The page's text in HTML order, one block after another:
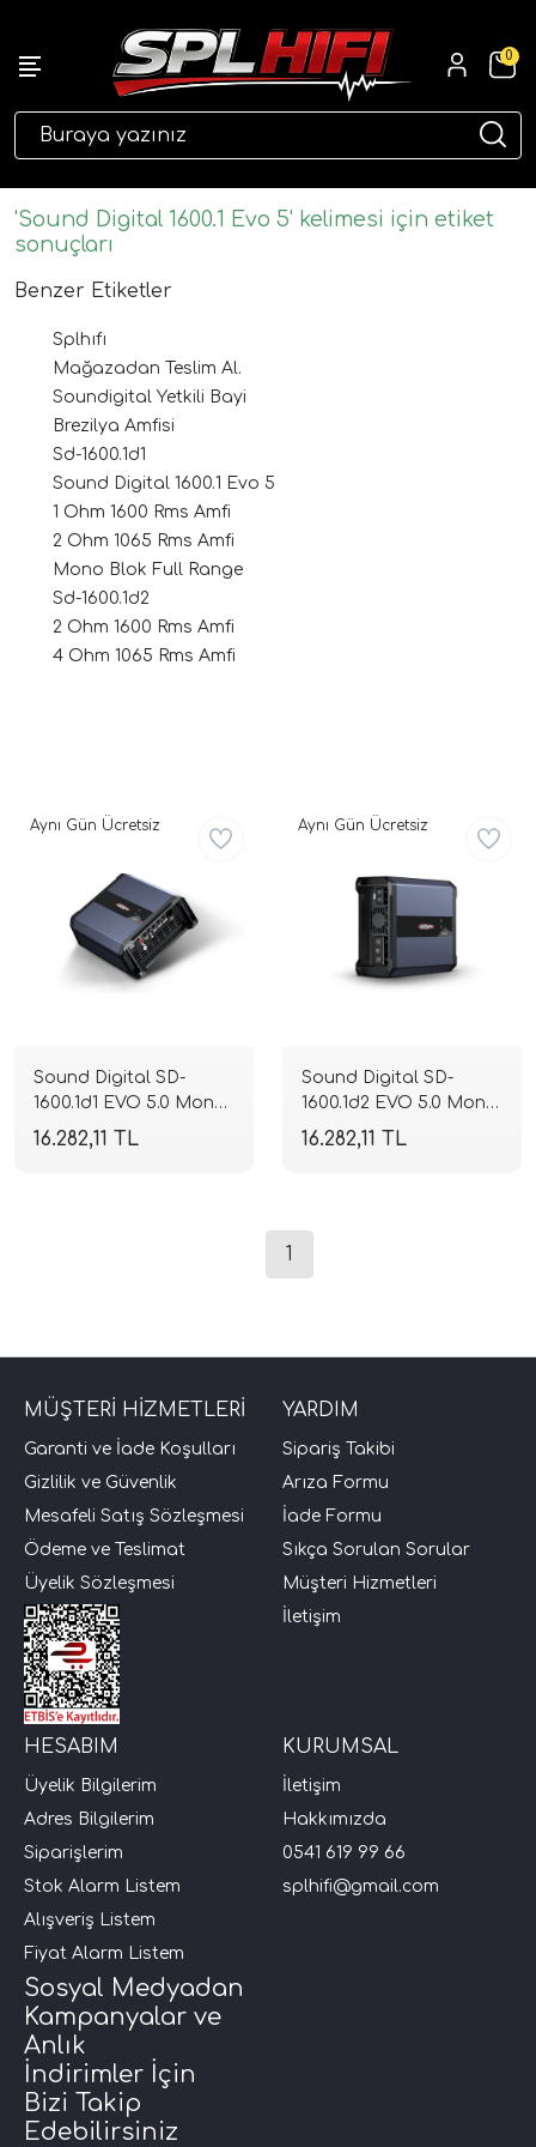
0
Setleri)
Arac Baslari)
Performans)
'Sound Digital 1600.1 Evo 5' kelimesi için etiket
sonuçları
Benzer Etiketler
Splhıfı
Mağazadan Teslim Al.
Soundigital Yetkili Bayi
Brezilya Amfisi
Sd-1600.1d1
Sound Digital 1600.1 Evo 5
1 Ohm 1600 Rms Amfi
2 Ohm 1065 Rms Amfi
Mono Blok Full Range
Sd-1600.1d2
2 Ohm 1600 Rms Amfi
4 Ohm 1065 Rms Amfi
Sound Digital SD-
1600.1d1 EVO 5.0 Mono
Blok Full Range
Amplifikatör | 1 Ohm
16.282,11 TL
Aynı Gün Ücretsiz
Sound Digital SD-
1600.1d2 EVO 5.0 Mono
Blok Full Range
Amplifikatör | 2 Ohm
16.282,11 TL
Aynı Gün Ücretsiz
1
MÜŞTERİ HİZMETLERİ
Garanti ve İade Koşulları
Gizlilik ve Güvenlik
Mesafeli Satış Sözleşmesi
Ödeme ve Teslimat
Üyelik Sözleşmesi
YARDIM
Sipariş Takibi
Arıza Formu
İade Formu
Sıkça Sorulan Sorular
Müşteri Hizmetleri
İletişim
HESABIM
Üyelik Bilgilerim
Adres Bilgilerim
Siparişlerim
Stok Alarm Listem
Alışveriş Listem
Fiyat Alarm Listem
KURUMSAL
İletişim
Hakkımızda
0541 619 99 66
splhifi@gmail.com
Sosyal Medyadan
Kampanyalar ve
Anlık
İndirimler İçin
Bizi Takip
Edebilirsiniz